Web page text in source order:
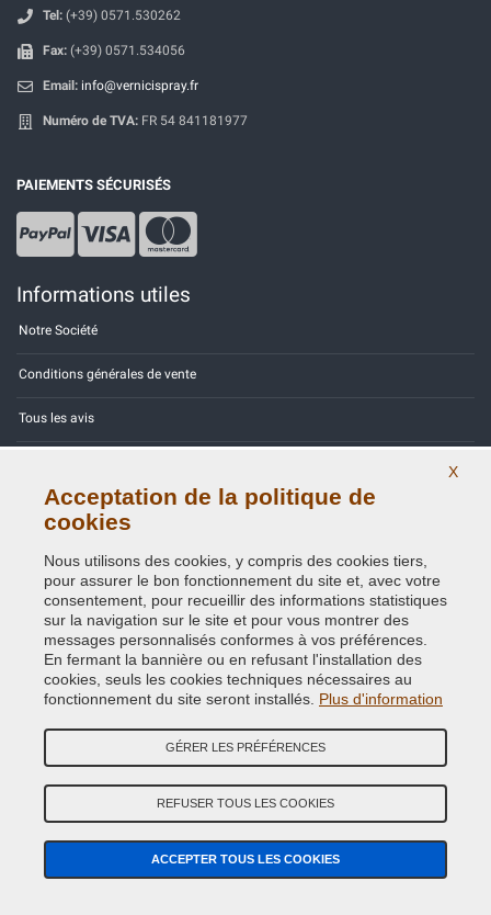
Tel: (+39) 0571.530262
Fax: (+39) 0571.534056
Email: info@vernicispray.fr
Numéro de TVA: FR 54 841181977
PAIEMENTS SÉCURISÉS
Informations utiles
Notre Société
Conditions générales de vente
Tous les avis
Contactez-nous
Politique de confidentialité - RGPD
Copyright © 2014 - 2026. All Rights Reserved.
Credits:E-COMIT
Suivez nous sur nos réseaux sociaux
X
Acceptation de la politique de
cookies
Nous utilisons des cookies, y compris des cookies tiers,
pour assurer le bon fonctionnement du site et, avec votre
consentement, pour recueillir des informations statistiques
sur la navigation sur le site et pour vous montrer des
messages personnalisés conformes à vos préférences.
En fermant la bannière ou en refusant l'installation des
cookies, seuls les cookies techniques nécessaires au
fonctionnement du site seront installés. Plus d'information
GÉRER LES PRÉFÉRENCES
REFUSER TOUS LES COOKIES
ACCEPTER TOUS LES COOKIES